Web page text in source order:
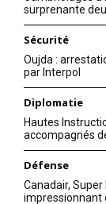
surprenante
Sécurité
Oujda :
par Interpol
Diplomatie
Hautes
accompagnés
Défense
Canadair,
impressionnant